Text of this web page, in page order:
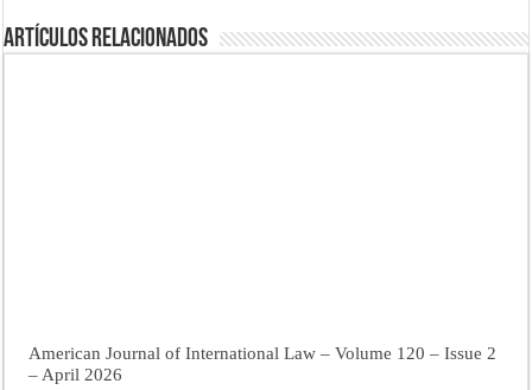
Artículos Relacionados
American Journal of International Law – Volume 120 – Issue 2
– April 2026